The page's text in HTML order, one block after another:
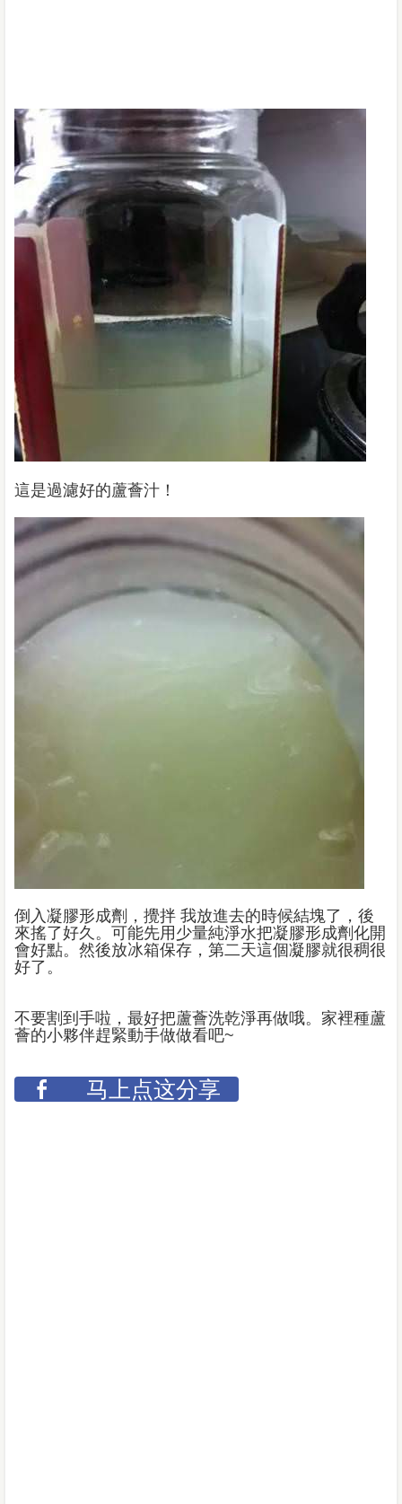
這是過濾好的蘆薈汁！
倒入凝膠形成劑，攪拌 我放進去的時候結塊了，後
來搖了好久。可能先用少量純淨水把凝膠形成劑化開
會好點。然後放冰箱保存，第二天這個凝膠就很稠很
好了。
不要割到手啦，最好把蘆薈洗乾淨再做哦。家裡種蘆
薈的小夥伴趕緊動手做做看吧~
马上点这分享